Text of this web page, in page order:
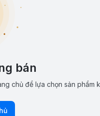
bán
chủ để lựa chọn sản phẩm